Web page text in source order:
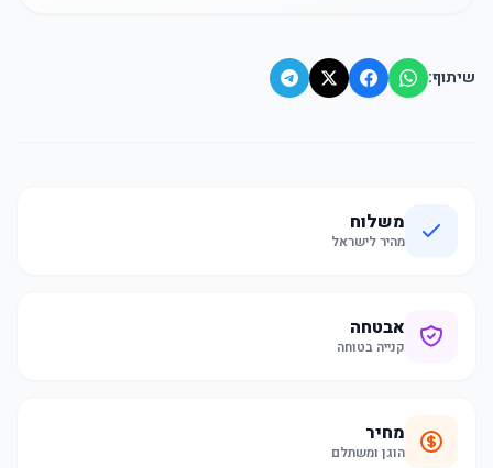
שיתוף:
משלוח
מהיר לישראל
אבטחה
קנייה בטוחה
מחיר
הוגן ומשתלם